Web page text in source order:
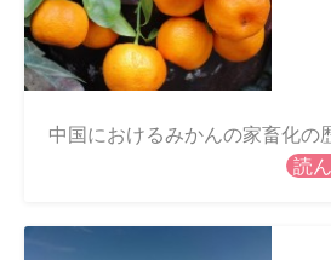
中国におけるみかんの家畜化の
読